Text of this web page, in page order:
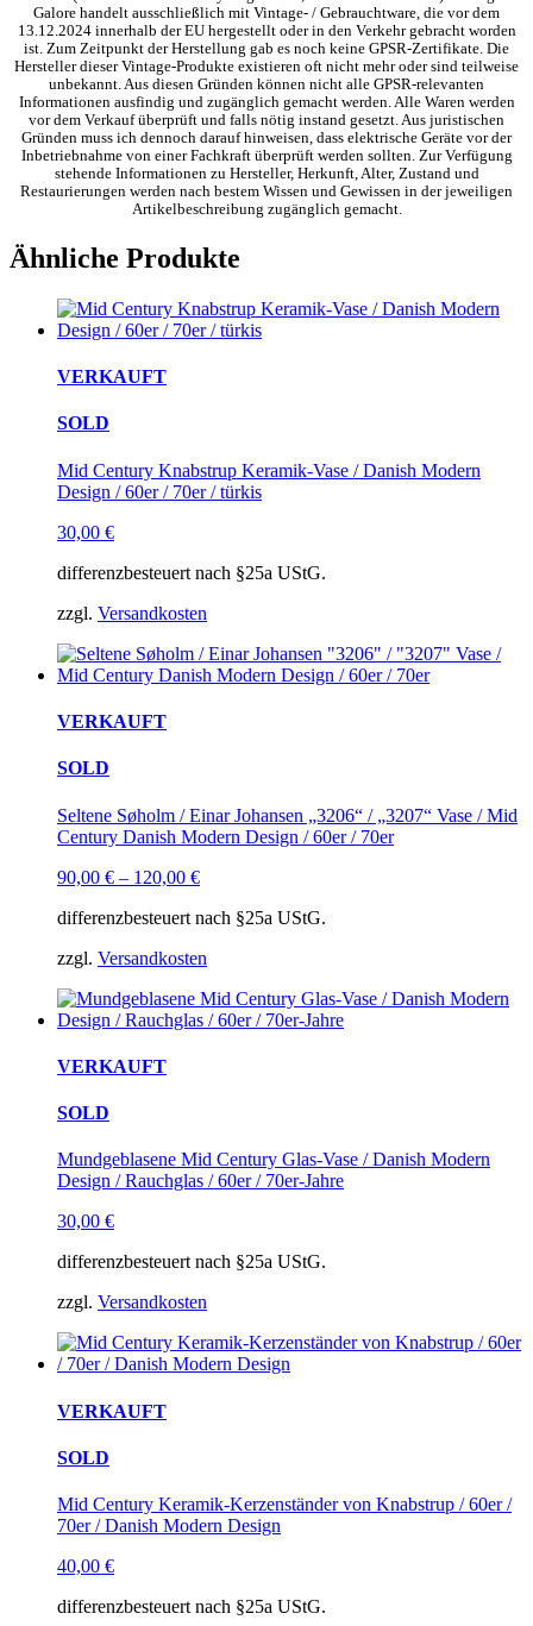
Galore handelt ausschließlich mit Vintage- / Gebrauchtware, die vor dem
13.12.2024 innerhalb der EU hergestellt oder in den Verkehr gebracht worden
ist. Zum Zeitpunkt der Herstellung gab es noch keine GPSR-Zertifikate. Die
Hersteller dieser Vintage-Produkte existieren oft nicht mehr oder sind teilweise
unbekannt. Aus diesen Gründen können nicht alle GPSR-relevanten
Informationen ausfindig und zugänglich gemacht werden. Alle Waren werden
vor dem Verkauf überprüft und falls nötig instand gesetzt. Aus juristischen
Gründen muss ich dennoch darauf hinweisen, dass elektrische Geräte vor der
Inbetriebnahme von einer Fachkraft überprüft werden sollten. Zur Verfügung
stehende Informationen zu Hersteller, Herkunft, Alter, Zustand und
Restaurierungen werden nach bestem Wissen und Gewissen in der jeweiligen
Artikelbeschreibung zugänglich gemacht.
Ähnliche Produkte
VERKAUFT
SOLD
Mid Century Knabstrup Keramik-Vase / Danish Modern
Design / 60er / 70er / türkis
30,00 €
differenzbesteuert nach §25a UStG.
zzgl. Versandkosten
VERKAUFT
SOLD
Seltene Søholm / Einar Johansen „3206“ / „3207“ Vase / Mid
Century Danish Modern Design / 60er / 70er
90,00 € – 120,00 €
differenzbesteuert nach §25a UStG.
zzgl. Versandkosten
VERKAUFT
SOLD
Mundgeblasene Mid Century Glas-Vase / Danish Modern
Design / Rauchglas / 60er / 70er-Jahre
30,00 €
differenzbesteuert nach §25a UStG.
zzgl. Versandkosten
VERKAUFT
SOLD
Mid Century Keramik-Kerzenständer von Knabstrup / 60er /
70er / Danish Modern Design
40,00 €
differenzbesteuert nach §25a UStG.